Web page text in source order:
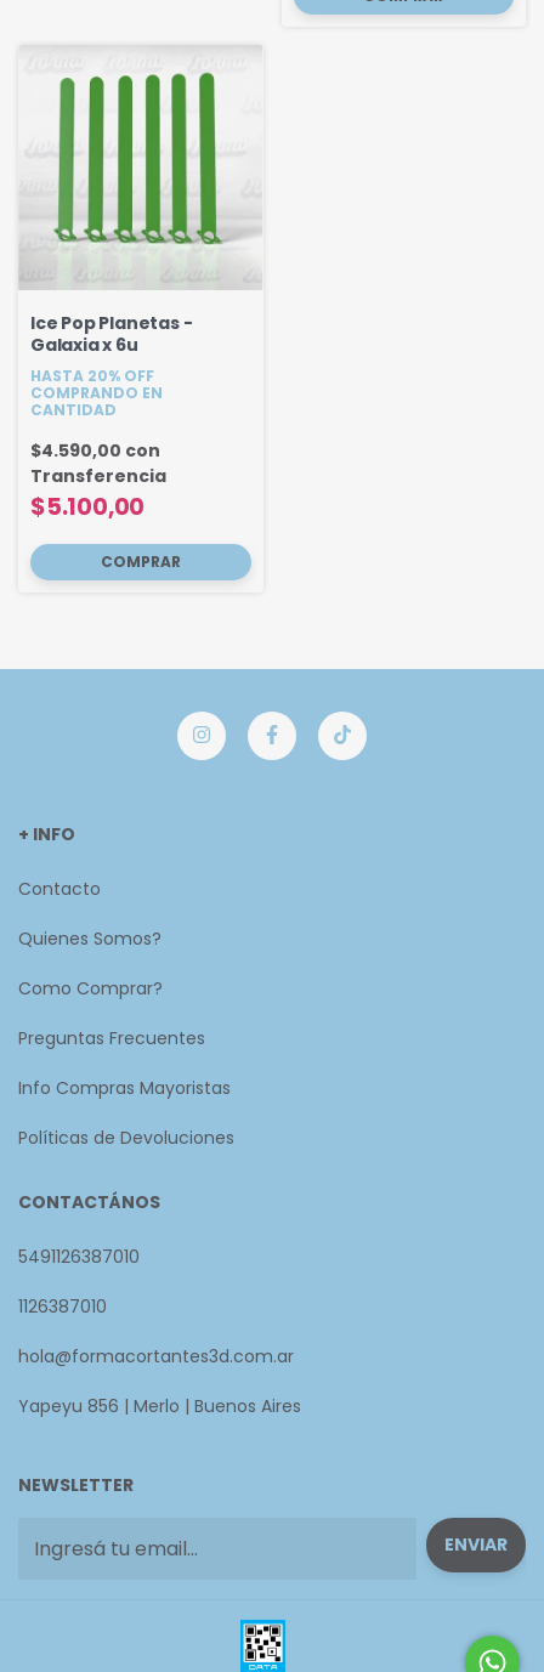
Ice Pop Planetas -
Galaxia x 6u
HASTA 20% OFF
COMPRANDO EN
CANTIDAD
$5.100,00
$4.590,00 con
Transferencia
+ INFO
Contacto
Quienes Somos?
Como Comprar?
Preguntas Frecuentes
Info Compras Mayoristas
Políticas de Devoluciones
CONTACTÁNOS
5491126387010
1126387010
hola@formacortantes3d.com.ar
Yapeyu 856 | Merlo | Buenos Aires
NEWSLETTER